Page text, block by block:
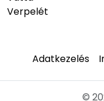
Verpelét
Adatkezelés
©